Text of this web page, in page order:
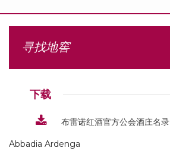
下载
布雷诺红酒官方公会酒庄名录
Abbadia Ardenga